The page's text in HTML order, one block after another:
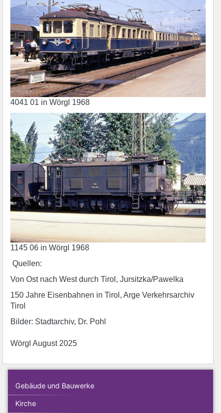
4041 01 in Wörgl 1968
1145 06 in Wörgl 1968
Quellen:
Von Ost nach West durch Tirol, Jursitzka/Pawelka
150 Jahre Eisenbahnen in Tirol, Arge Verkehrsarchiv
Tirol
Bilder: Stadtarchiv, Dr. Pohl
Wörgl August 2025
Gebäude und Bauwerke
Kirche